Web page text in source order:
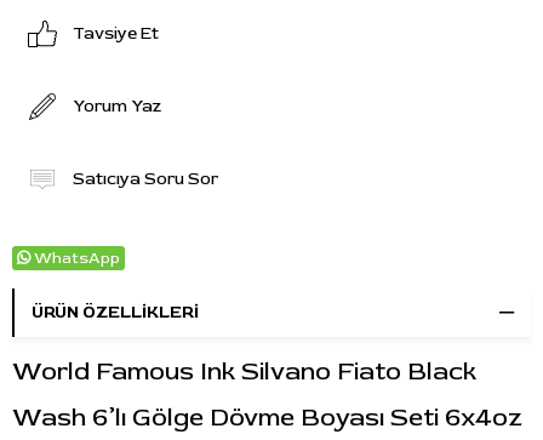
Tavsiye Et
Yorum Yaz
Satıcıya Soru Sor
WhatsApp
ÜRÜN ÖZELLIKLERI
World Famous Ink Silvano Fiato Black
Wash 6’lı Gölge Dövme Boyası Seti 6x4oz